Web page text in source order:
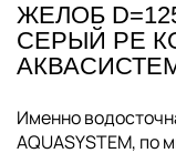
ЖЕЛОБ
СЕРЫЙ PE
Именно
AQUASYSTEM, по